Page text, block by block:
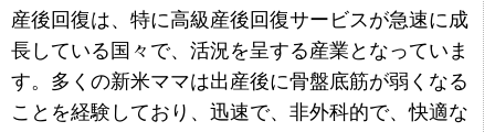
産後回復は、特に高級産後回復サービスが急速に成
長している国々で、活況を呈する産業となっていま
す。多くの新米ママは出産後に骨盤底筋が弱くなる
ことを経験しており、迅速で、非外科的で、快適な